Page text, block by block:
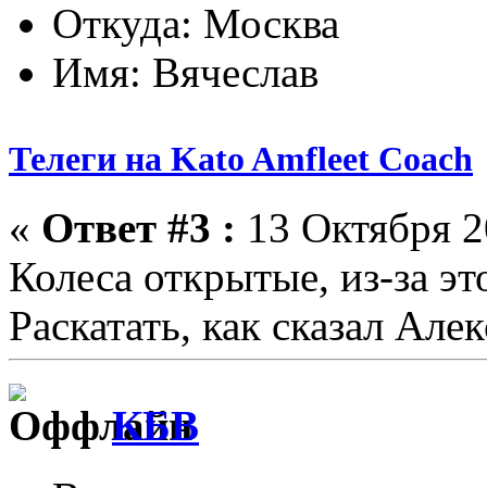
Откуда: Москва
Имя: Вячеслав
Телеги на Kato Amfleet Coach
« Ответ #3 : 13 Октября
Колеса открытые, из-за
Раскатать, как сказал
КБВ